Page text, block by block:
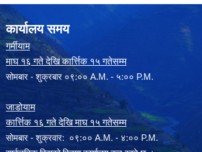
कार्यालय समय
गर्मीयाम
माघ १६ गते देखि कार्त्तिक १५ गतेसम्म
सोमबार - शुक्रबार ०९:०० A.M. - ५:०० P.M.
जाडोयाम
कार्त्तिक १६ गते देखि माघ १५ गतेसम्म
साेमबार - शुक्रवार: ०९:०० A.M. - ४:०० P.M.